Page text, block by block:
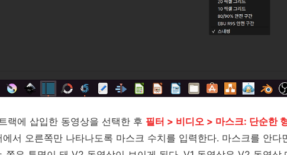
랙에 삽입한 동영상을 선택한 후 필터 > 비디오 > 마스크: 단순한
서 오른쪽만 나타나도록 마스크 수치를 입력한다. 마스크를 안다